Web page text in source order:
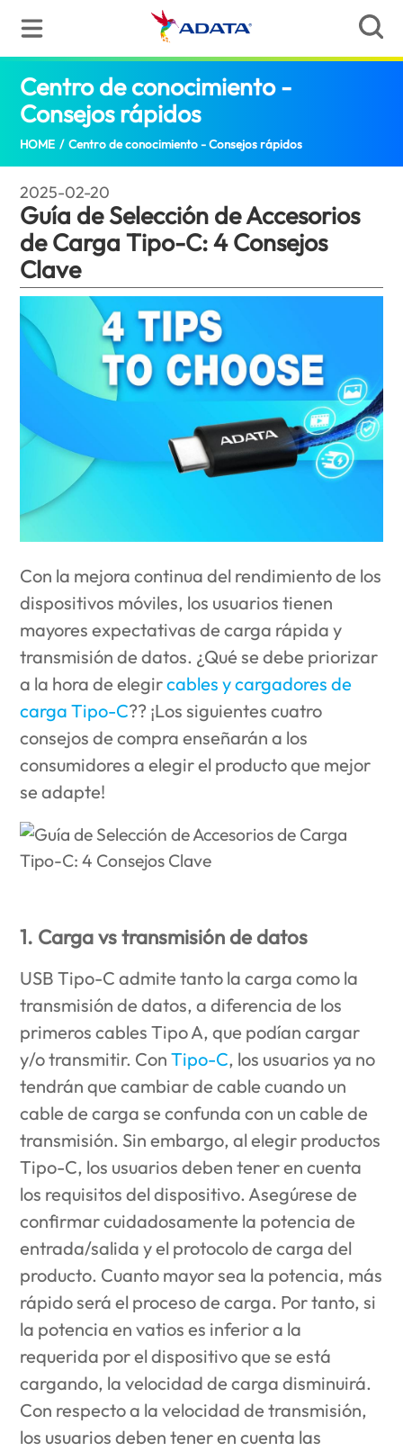
Centro de conocimiento -
Consejos rápidosGuía de Selección de
HOME / Centro de conocimiento - Consejos rápidos
2025-02-20
Guía de Selección de Accesorios
de Carga Tipo-C: 4 Consejos
Clave
Con la mejora continua del rendimiento de los
dispositivos móviles, los usuarios tienen
mayores expectativas de carga rápida y
transmisión de datos. ¿Qué se debe priorizar
a la hora de elegircables y cargadores de
carga Tipo-C?? ¡Los siguientes cuatro
consejos de compra enseñarán a los
consumidores a elegir el producto que mejor
se adapte!
1. Carga vs transmisión de datos
USB Tipo-C admite tanto la carga como la
transmisión de datos, a diferencia de los
primeros cables Tipo A, que podían cargar
y/o transmitir. ConTipo-C, los usuarios ya no
tendrán que cambiar de cable cuando un
cable de carga se confunda con un cable de
transmisión. Sin embargo, al elegir productos
Tipo-C, los usuarios deben tener en cuenta
los requisitos del dispositivo. Asegúrese de
confirmar cuidadosamente la potencia de
entrada/salida y el protocolo de carga del
producto. Cuanto mayor sea la potencia, más
rápido será el proceso de carga. Por tanto, si
la potencia en vatios es inferior a la
requerida por el dispositivo que se está
cargando, la velocidad de carga disminuirá.
Con respecto a la velocidad de transmisión,
los usuarios deben tener en cuenta las